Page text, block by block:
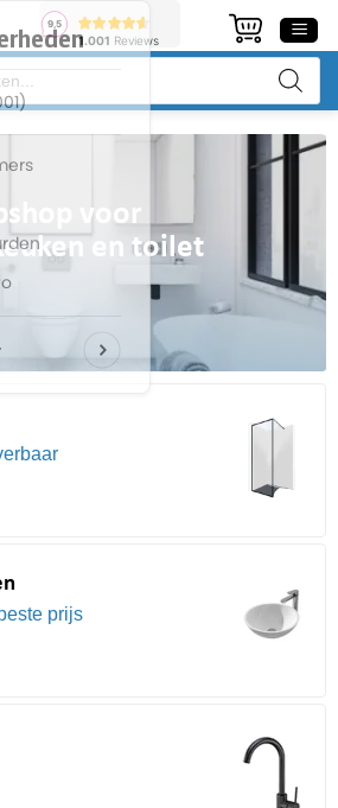
voor
en toilet
prijs